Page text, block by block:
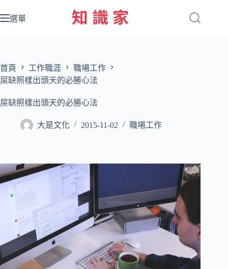
至
容
選單
首頁 工作職涯
職場工作
屎缺照樣出頭天的必勝心法
屎缺照樣出頭天的必勝心法
大是文化 2015-11-02 職場工作